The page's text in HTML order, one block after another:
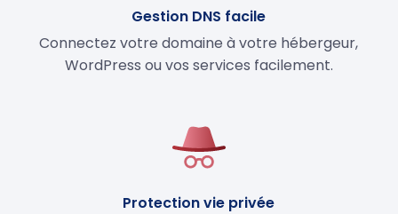
Gestion DNS facile
Connectez votre domaine à votre hébergeur,
WordPress ou vos services facilement.
Protection vie privée